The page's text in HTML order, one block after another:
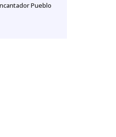
Pueblo